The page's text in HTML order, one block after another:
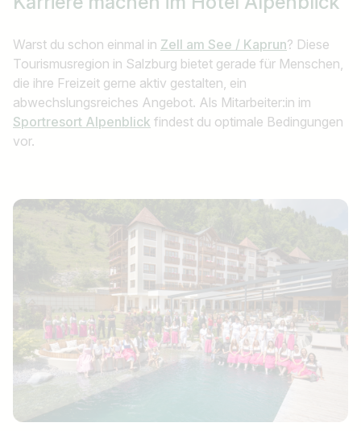
Warst du schon einmal in Zell am See / Kaprun? Diese
Tourismusregion in Salzburg bietet gerade für Menschen,
die ihre Freizeit gerne aktiv gestalten, ein
abwechslungsreiches Angebot. Als Mitarbeiter:in im
Sportresort Alpenblick findest du optimale Bedingungen
vor.